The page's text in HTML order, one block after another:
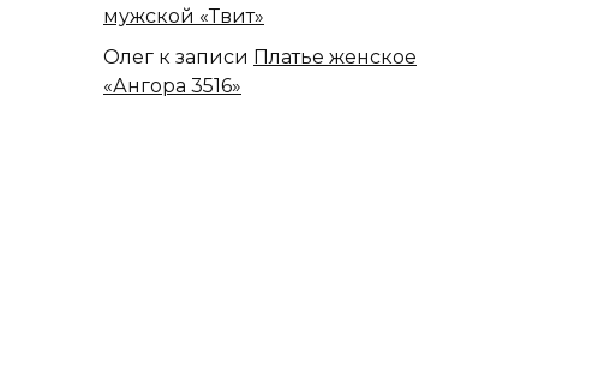
мужской «Твит»
Олег к записи Платье женское
«Ангора 3516»